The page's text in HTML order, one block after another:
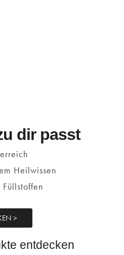
dir passt
Heilwissen
>
entdecken